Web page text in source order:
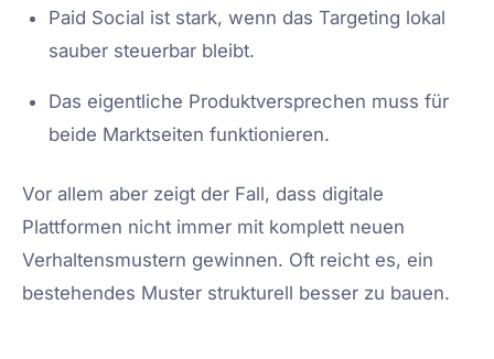
Paid Social ist stark, wenn das Targeting lokal
sauber steuerbar bleibt.
Das eigentliche Produktversprechen muss für
beide Marktseiten funktionieren.
Vor allem aber zeigt der Fall, dass digitale
Plattformen nicht immer mit komplett neuen
Verhaltensmustern gewinnen. Oft reicht es, ein
bestehendes Muster strukturell besser zu bauen.